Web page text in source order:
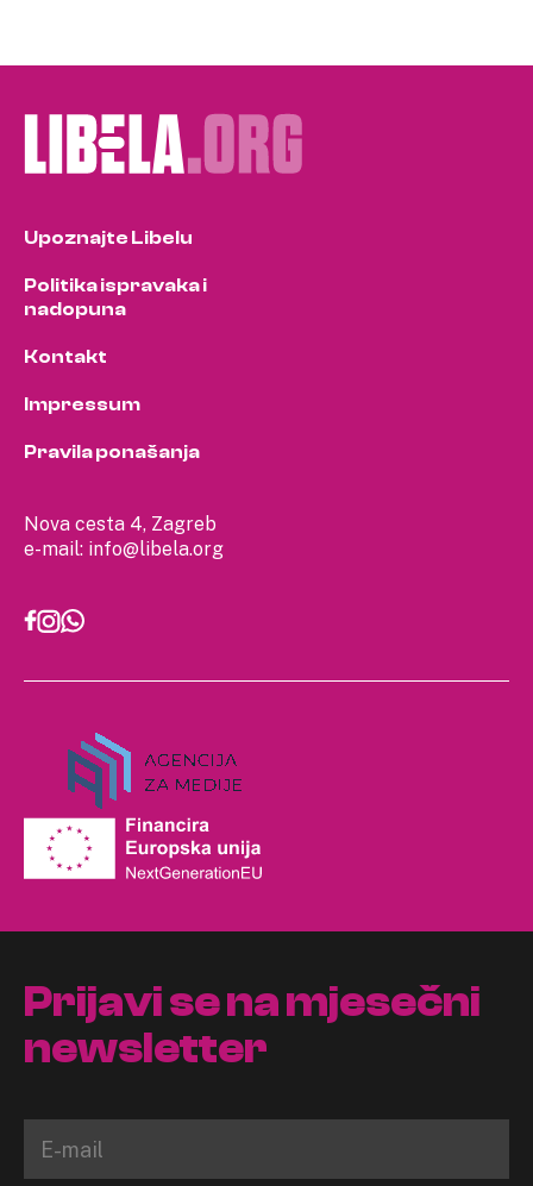
Nova cesta 4, Zagreb
e-mail: info@libela.org
Upoznajte Libelu
Politika ispravaka i
nadopuna
Kontakt
Impressum
Pravila ponašanja
Prijavi se na mjesečni
newsletter